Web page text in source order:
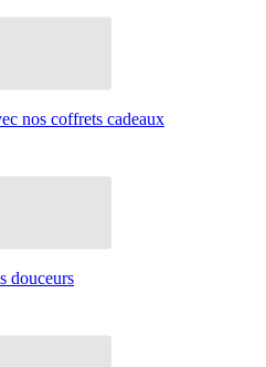
nos coffrets cadeaux
douceurs